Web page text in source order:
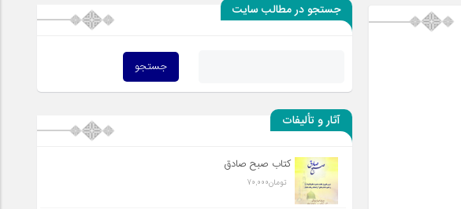
جستجو در مطالب سایت
آثار و تألیفات
کتاب صبح صادق
تومان70,000